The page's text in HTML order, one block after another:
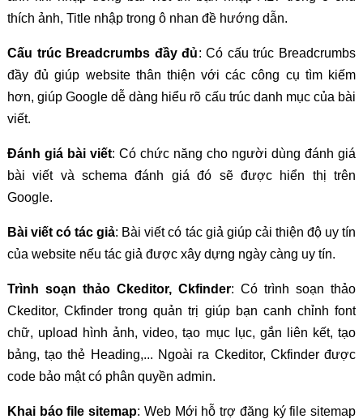
thích ảnh, Title nhập trong ô nhan đề hướng dẫn.
Cấu trúc Breadcrumbs đầy đủ: Có cấu trúc Breadcrumbs
đầy đủ giúp website thân thiện với các công cụ tìm kiếm
hơn, giúp Google dễ dàng hiểu rõ cấu trúc danh mục của bài
viết.
Đánh giá bài viết: Có chức năng cho người dùng đánh giá
bài viết và schema đánh giá đó sẽ được hiển thị trên
Google.
Bài viết có tác giả: Bài viết có tác giả giúp cải thiện độ uy tín
của website nếu tác giả được xây dựng ngày càng uy tín.
Trình soạn thảo Ckeditor, Ckfinder: Có trình soạn thảo
Ckeditor, Ckfinder trong quản trị giúp bạn canh chỉnh font
chữ, upload hình ảnh, video, tạo mục lục, gắn liên kết, tạo
bảng, tạo thẻ Heading,... Ngoài ra Ckeditor, Ckfinder được
code bảo mật có phân quyền admin.
Khai báo file sitemap: Web Mới hỗ trợ đăng ký file sitemap